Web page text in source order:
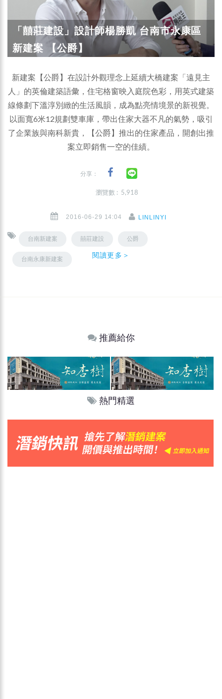
「囍莊建設」設計師楊勝凱 台南市永康區
新建案 【公爵】
新建案【公爵】在設計外觀理念上延續大橋建案「遠見主
人」的英倫建築語彙，住宅格窗映入庭院色彩，用英式建築
線條劃下溫淳別緻的生活風韻，成為點亮情境景的新視覺。
以面寬6米12規劃雙車庫，帶出住家大器不凡的氣勢，吸引
了企業族與南科新貴，【公爵】推出的住家產品，開創出推
案立即銷售一空的佳績。
分享：
瀏覽數 : 5,918
2016-06-29 14:04 LINLINYI
台南新建案 囍莊建設 公爵
台南永康新建案 閱讀更多＞
推薦給你
熱門精選